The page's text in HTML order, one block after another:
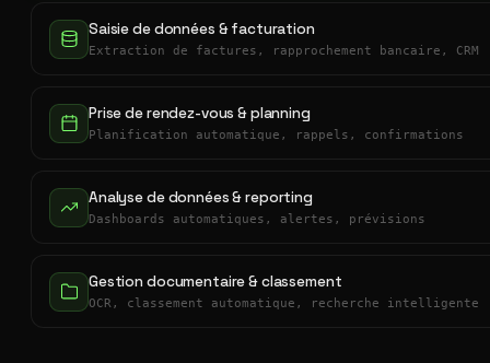
Saisie de données & facturation
Extraction de factures, rapprochement bancaire, CRM
Prise de rendez-vous & planning
Planification automatique, rappels, confirmations
Analyse de données & reporting
Dashboards automatiques, alertes, prévisions
Gestion documentaire & classement
OCR, classement automatique, recherche intelligente